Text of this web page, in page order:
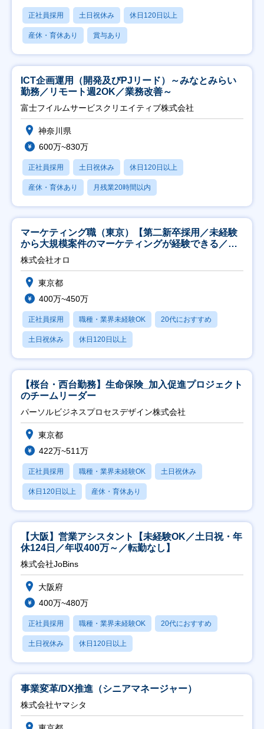
正社員採用 土日祝休み 休日120日以上
産休・育休あり 賞与あり
ICT企画運用（開発及びPJリード）～みなとみらい
勤務／リモート週2OK／業務改善～
富士フイルムサービスクリエイティブ株式会社
神奈川県
600万~830万
正社員採用 土日祝休み 休日120日以上
産休・育休あり 月残業20時間以内
マーケティング職（東京）【第二新卒採用／未経験
から大規模案件のマーケティングが経験できる／研
修充実】
株式会社オロ
東京都
400万~450万
正社員採用 職種・業界未経験OK 20代におすすめ
土日祝休み 休日120日以上
【桜台・西台勤務】生命保険_加入促進プロジェクト
のチームリーダー
パーソルビジネスプロセスデザイン株式会社
東京都
422万~511万
正社員採用 職種・業界未経験OK 土日祝休み
休日120日以上 産休・育休あり
【大阪】営業アシスタント【未経験OK／土日祝・年
休124日／年収400万～／転勤なし】
株式会社JoBins
大阪府
400万~480万
正社員採用 職種・業界未経験OK 20代におすすめ
土日祝休み 休日120日以上
事業変革/DX推進（シニアマネージャー）
株式会社ヤマシタ